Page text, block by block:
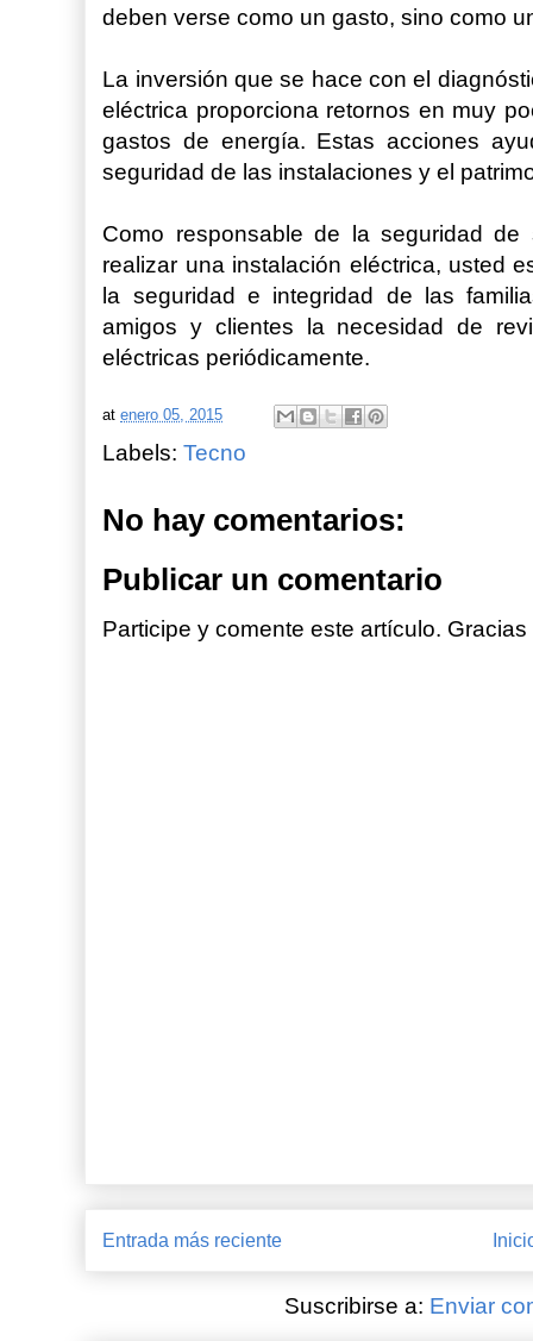
deben verse como un gasto, sino como
La inversión que se hace con el
eléctrica proporciona retornos en muy
gastos de energía. Estas acciones
seguridad de las instalaciones y el
Como responsable de la seguridad
realizar una instalación eléctrica, usted
la seguridad e integridad de las
amigos y clientes la necesidad de
eléctricas periódicamente.
atenero 05, 2015
Labels:Tecno
No hay comentarios:
Publicar un comentario
Participe y comente este artículo. Gracias
Entrada más reciente
Suscribirse a: Enviar